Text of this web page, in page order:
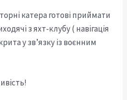
катера готові приймати
з яхт-клубу ( навігація
у зв’язку із воєнним